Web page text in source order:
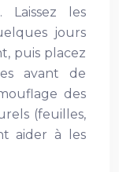
Laissez les
jours
puis placez
avant de
des
(feuilles,
aider à les